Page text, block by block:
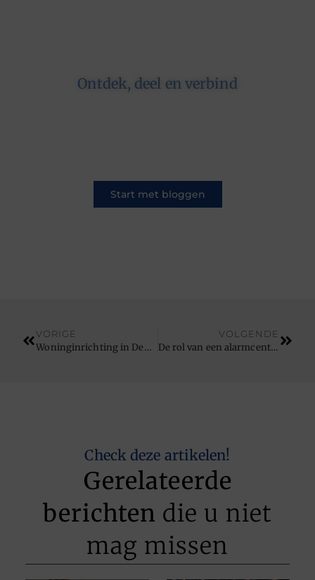
Ontdek, deel en verbind
Start met bloggen
VORIGE
Woninginrichting in Den Bosch: Waar Op Te Letten – Vragen en Antwoorden
VOLGENDE
De rol van een alarmcentrale in bedrijfsbeveiliging
Check deze artikelen!
Gerelateerde
berichten die u niet
mag missen